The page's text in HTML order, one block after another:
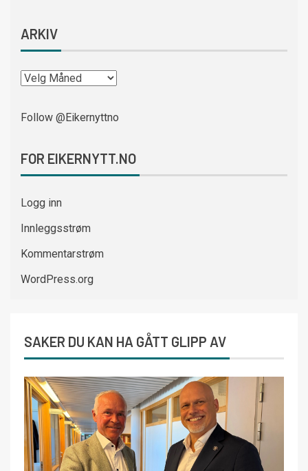
ARKIV
Follow @Eikernyttno
FOR EIKERNYTT.NO
Logg inn
Innleggsstrøm
Kommentarstrøm
WordPress.org
SAKER DU KAN HA GÅTT GLIPP AV